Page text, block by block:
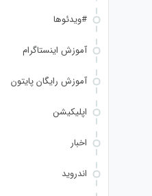
#ویدئوها
آموزش اینستاگرام
آموزش رایگان پایتون
اپلیکیشن
اخبار
اندروید